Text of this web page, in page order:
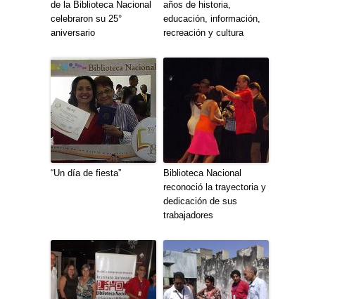
de la Biblioteca Nacional
celebraron su 25°
aniversario
años de historia,
educación, información,
recreación y cultura
“Un día de fiesta”
Biblioteca Nacional
reconoció la trayectoria y
dedicación de sus
trabajadores